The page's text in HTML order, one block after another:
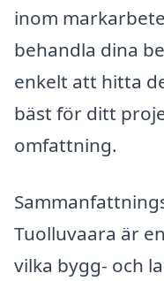
inom
behandla dina
enkelt att hitta
bäst för ditt
omfattning.
Tuolluvaara är
vilka bygg- och